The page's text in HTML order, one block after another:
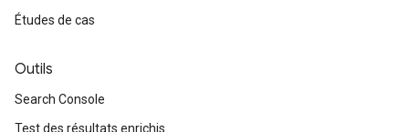
Études de cas
Outils
Search Console
Test des résultats enrichis